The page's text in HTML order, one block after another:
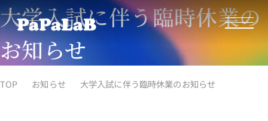
大学入試に伴う臨時休業の
お知らせ
TOP お知らせ 大学入試に伴う臨時休業のお知らせ